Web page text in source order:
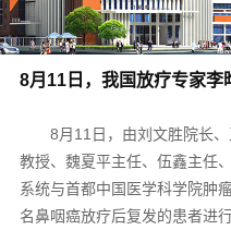
8月11日，我国放疗专家李
8月11日，由刘文胜院长、
教授、魏夏平主任、伍鑫主任
系统与首都中国医学科学院肿
名鼻咽癌放疗后复发的患者进